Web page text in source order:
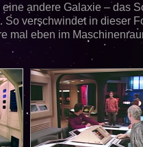
andere Galaxie – das
So verschwindet in dieser
mal eben im